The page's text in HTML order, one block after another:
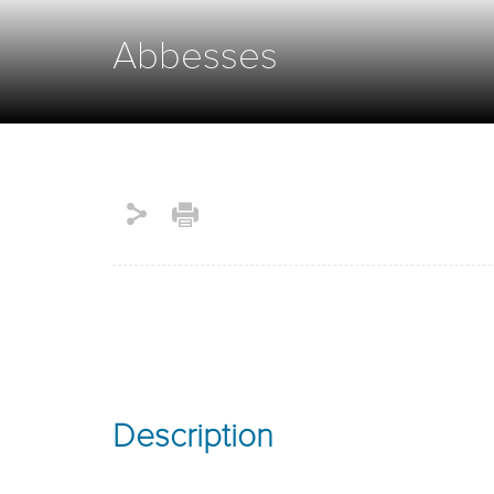
Abbesses
Description